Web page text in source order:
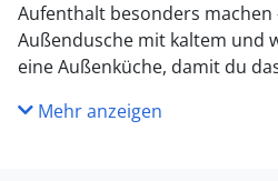
Aufenthalt besonders
Außendusche mit kaltem und
eine Außenküche, damit du
stehen dir eine
Mehr anzeigen